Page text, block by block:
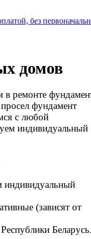
домов
ремонте
фундамент
с любой
индивидуальный
индивидуальный
(зависят от